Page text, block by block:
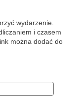
wydarzenie.
i czasem
można dodać do